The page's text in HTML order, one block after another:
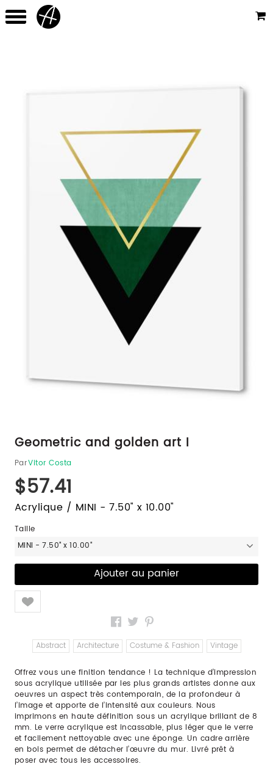
Geometric and golden art I
ParVitor Costa
$57.41
Acrylique / MINI - 7.50" x 10.00"
Taille
MINI - 7.50" x 10.00"
Like
Abstract Architecture Costume & Fashion Vintage
Offrez vous une finition tendance ! La technique d’impression
sous acrylique utilisée par les plus grands artistes donne aux
oeuvres un aspect très contemporain, de la profondeur à
l’image et apporte de l’intensité aux couleurs. Nous
imprimons en haute définition sous un acrylique brillant de 8
mm. Le verre acrylique est incassable, plus léger que le verre
et facilement nettoyable avec une éponge. Un cadre arrière
en bois permet de détacher l’œuvre du mur. Livré prêt à
poser avec tous les accessoires.